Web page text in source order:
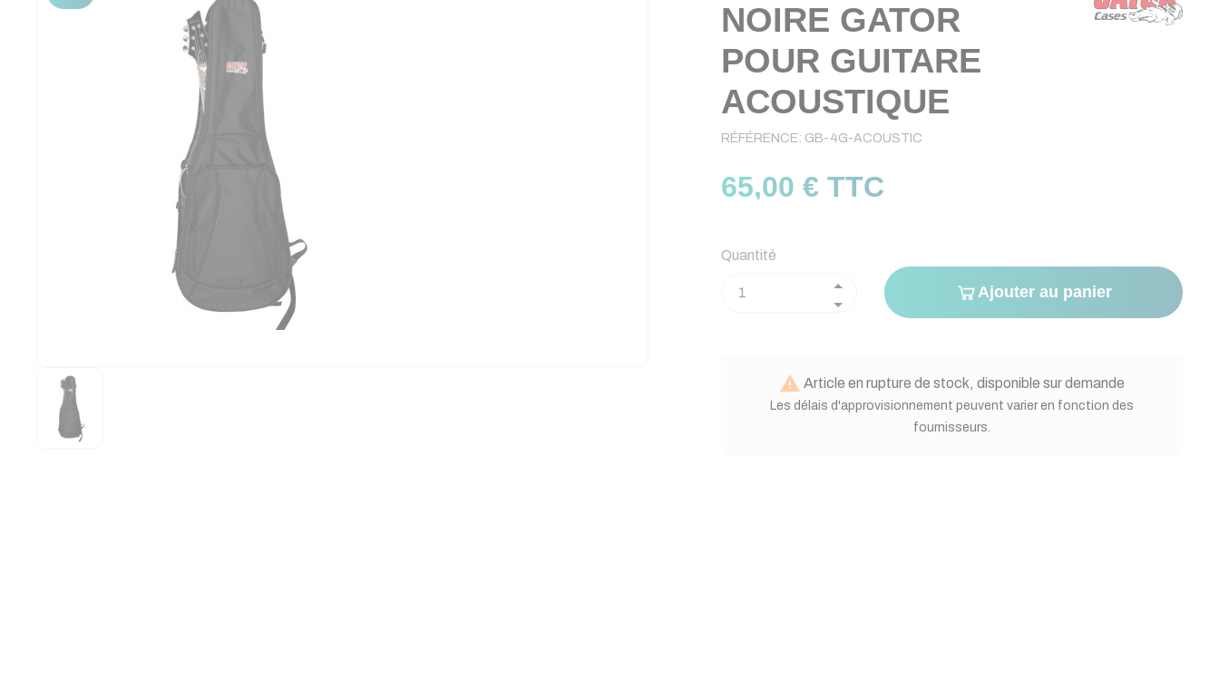
NOIRE GATOR
POUR GUITARE
ACOUSTIQUE
RÉFÉRENCE: GB-4G-ACOUSTIC
65,00 € TTC
Quantité
Ajouter au panier
 Article en rupture de stock, disponible sur demande
Les délais d'approvisionnement peuvent varier en fonction des
fournisseurs.